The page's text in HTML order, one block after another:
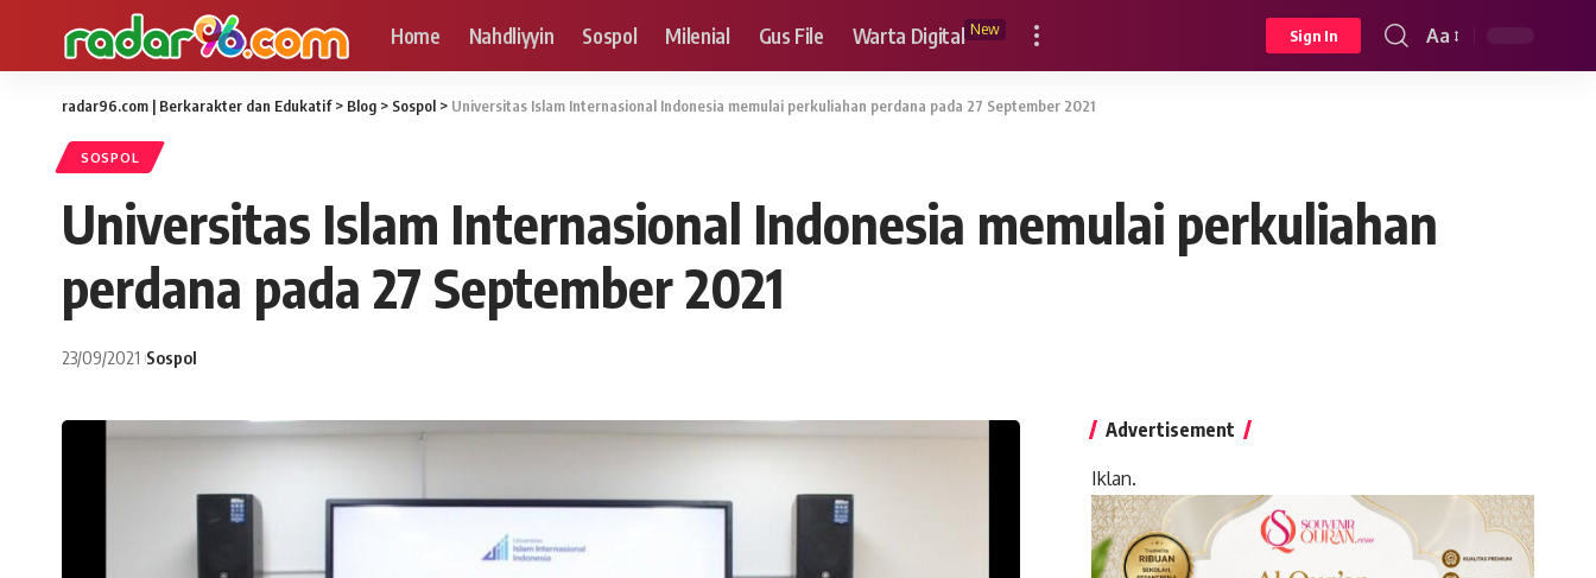
Home Nahdliyyin Sospol Milenial Gus File Warta Digital New Sign In
Font
Aa
radar96.com | Berkarakter dan Edukatif> Blog > Sospol > Universitas Islam Internasional Indonesia memulai perkuliahan perdana pada 27 September 2021
SOSPOL
Universitas Islam Internasional Indonesia memulai perkuliahan
perdana pada 27 September 2021
23/09/2021 Sospol
Advertisement
Iklan.